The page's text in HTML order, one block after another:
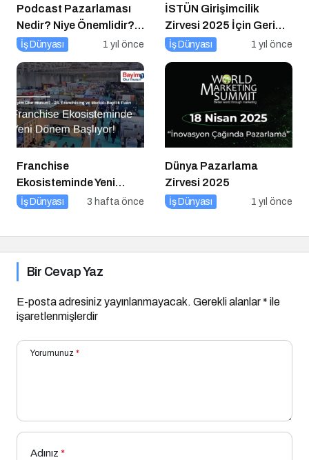
Podcast Pazarlaması
Nedir? Niye Önemlidir?
Podcast Pazarlaması
İş Dünyası 1 yıl önce
İSTÜN Girişimcilik
Zirvesi 2025 İçin Geri
Sayım
İş Dünyası 1 yıl önce
Franchise
Ekosisteminde Yeni
Dönem Başlıyor: Bayim
İş Dünyası 3 hafta önce
Dünya Pazarlama
Zirvesi 2025
İş Dünyası 1 yıl önce
Bir Cevap Yaz
E-posta adresiniz yayınlanmayacak. Gerekli alanlar* ile
işaretlenmişlerdir
Yorumunuz *
Adınız *